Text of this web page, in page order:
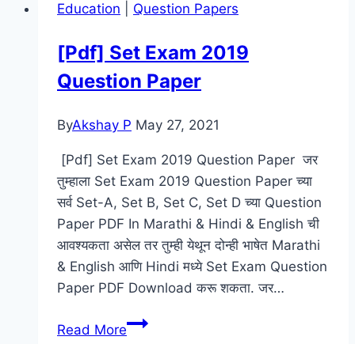
Question
[Download]
Education Question Papers
[Pdf] Set Exam 2019
Question Paper
ByAkshay P May 27, 2021
[Pdf] Set Exam 2019 Question Paper जर
तुम्हाला Set Exam 2019 Question Paper च्या
सर्व Set-A, Set B, Set C, Set D च्या Question
Paper PDF In Marathi & Hindi & English ची
आवश्यकता असेल तर तुम्ही येथून दोन्ही भाषेत Marathi
& English आणि Hindi मध्ये Set Exam Question
Paper PDF Download करू शकता. जर…
Read More[Pdf]